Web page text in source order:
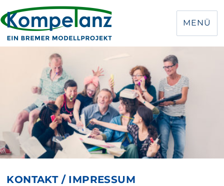
MENÜ
KONTAKT / IMPRESSUM